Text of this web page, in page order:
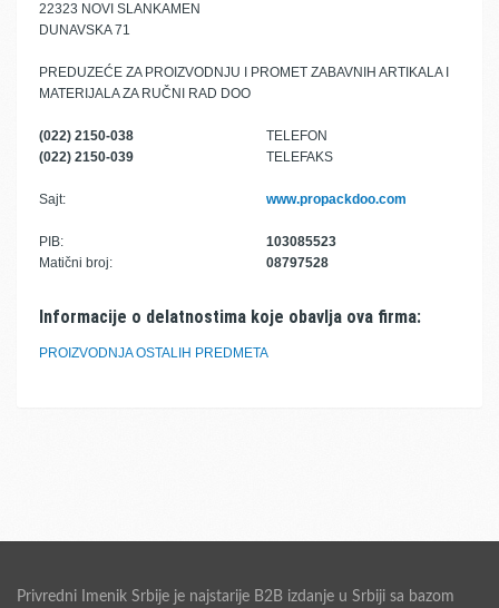
22323 NOVI SLANKAMEN
DUNAVSKA 71
PREDUZEĆE ZA PROIZVODNJU I PROMET ZABAVNIH ARTIKALA I
MATERIJALA ZA RUČNI RAD DOO
(022) 2150-038
TELEFON
(022) 2150-039
TELEFAKS
Sajt: www.propackdoo.com
PIB:
103085523
Matični broj:
08797528
Informacije o delatnostima koje obavlja ova firma:
PROIZVODNJA OSTALIH PREDMETA
Privredni Imenik Srbije je najstarije B2B izdanje u Srbiji sa bazom